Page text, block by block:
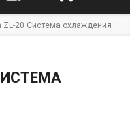
ZL-20 Система охлаждения